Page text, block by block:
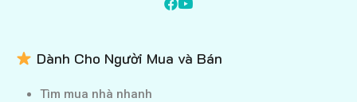
Dành Cho Người Mua và Bán
Tìm mua nhà nhanh